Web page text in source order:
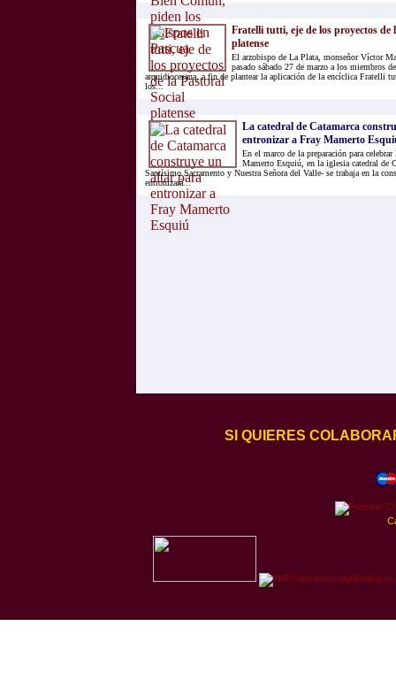
Fratelli tutti, eje de los proyectos de
platense
El arzobispo de La Plata, monseñor Víctor
pasado sábado 27 de marzo a los miembros
arquidiocesana, a fin de plantear la aplicación de la encíclica Fratelli
los...
La catedral de Catamarca
entronizar a Fray Mamerto
En el marco de la preparación para
Mamerto Esquiú, en la iglesia catedral de
Santísimo Sacramento y Nuestra Señora del Valle- se trabaja en la
entronizará...
SI QUIERES